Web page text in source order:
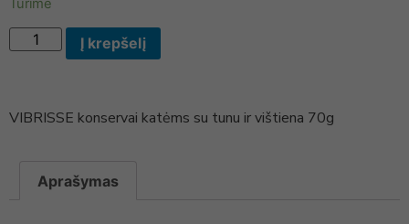
Turime
Į krepšelį
VIBRISSE konservai katėms su tunu ir vištiena 70g
Aprašymas